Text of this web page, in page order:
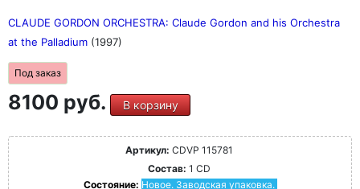
CLAUDE GORDON ORCHESTRA: Claude Gordon and his Orchestra
at the Palladium (1997)
Под заказ
8100 руб. В корзину
Артикул: CDVP 115781
Состав: 1 CD
Состояние: Новое. Заводская упаковка.